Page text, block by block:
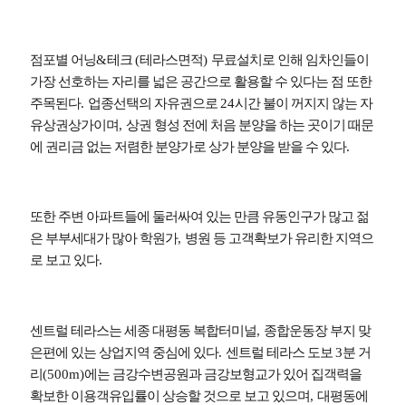
점포별 어닝&테크 (테라스면적) 무료설치로 인해 임차인들이
가장 선호하는 자리를 넓은 공간으로 활용할 수 있다는 점 또한
주목된다. 업종선택의 자유권으로 24시간 불이 꺼지지 않는 자
유상권상가이며, 상권 형성 전에 처음 분양을 하는 곳이기 때문
에 권리금 없는 저렴한 분양가로 상가 분양을 받을 수 있다.
또한 주변 아파트들에 둘러싸여 있는 만큼 유동인구가 많고 젊
은 부부세대가 많아 학원가, 병원 등 고객확보가 유리한 지역으
로 보고 있다.
센트럴 테라스는 세종 대평동 복합터미널, 종합운동장 부지 맞
은편에 있는 상업지역 중심에 있다. 센트럴 테라스 도보 3분 거
리 (500m)에는 금강수변공원과 금강보형교가 있어 집객력을
확보한 이용객유입률이 상승할 것으로 보고 있으며, 대평동에